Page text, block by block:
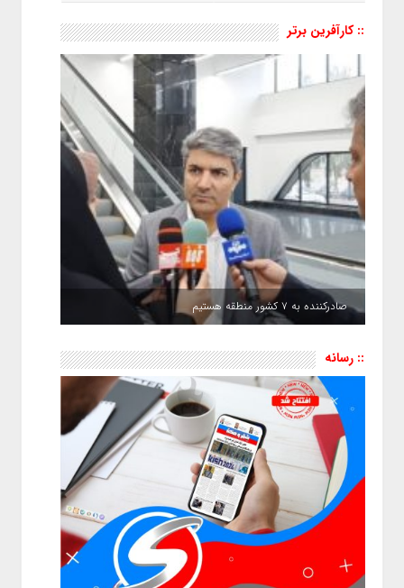
:: کارآفرین برتر
صادرکننده به ۷ کشور منطقه هستیم
:: رسانه